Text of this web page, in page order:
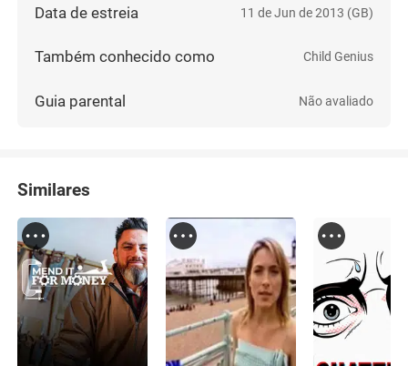
Data de estreia 11 de Jun de 2013 (GB)
Também conhecido como Child Genius
Guia parental Não avaliado
Similares